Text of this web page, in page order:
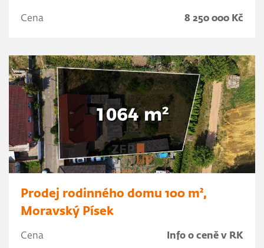
Cena 8 250 000 Kč
Prodej rodinného domu 100 m²,
Moravský Písek
Cena Info o ceně v RK